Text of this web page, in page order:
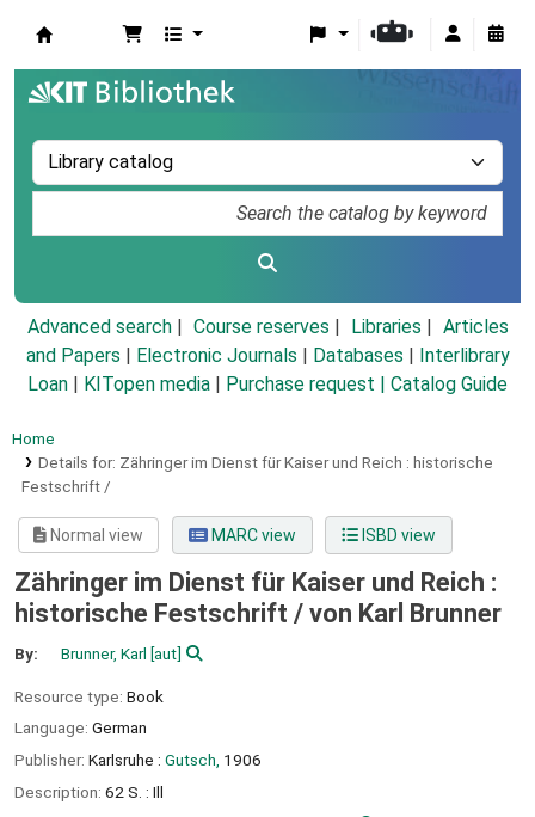
Advanced search Course reserves Libraries
Articles
and Papers
Electronic Journals Databases
Interlibrary
Loan
KITopen media Purchase request | Catalog Guide
Home
Details for: Zähringer im Dienst für Kaiser und Reich : historische
Festschrift /
Normal view MARC view ISBD view
Zähringer im Dienst für Kaiser und Reich :
historische Festschrift / von Karl Brunner
By: Brunner, Karl [aut]
Resource type: Book
Language: German
Publisher: Karlsruhe : Gutsch, 1906
Description: 62 S. : Ill